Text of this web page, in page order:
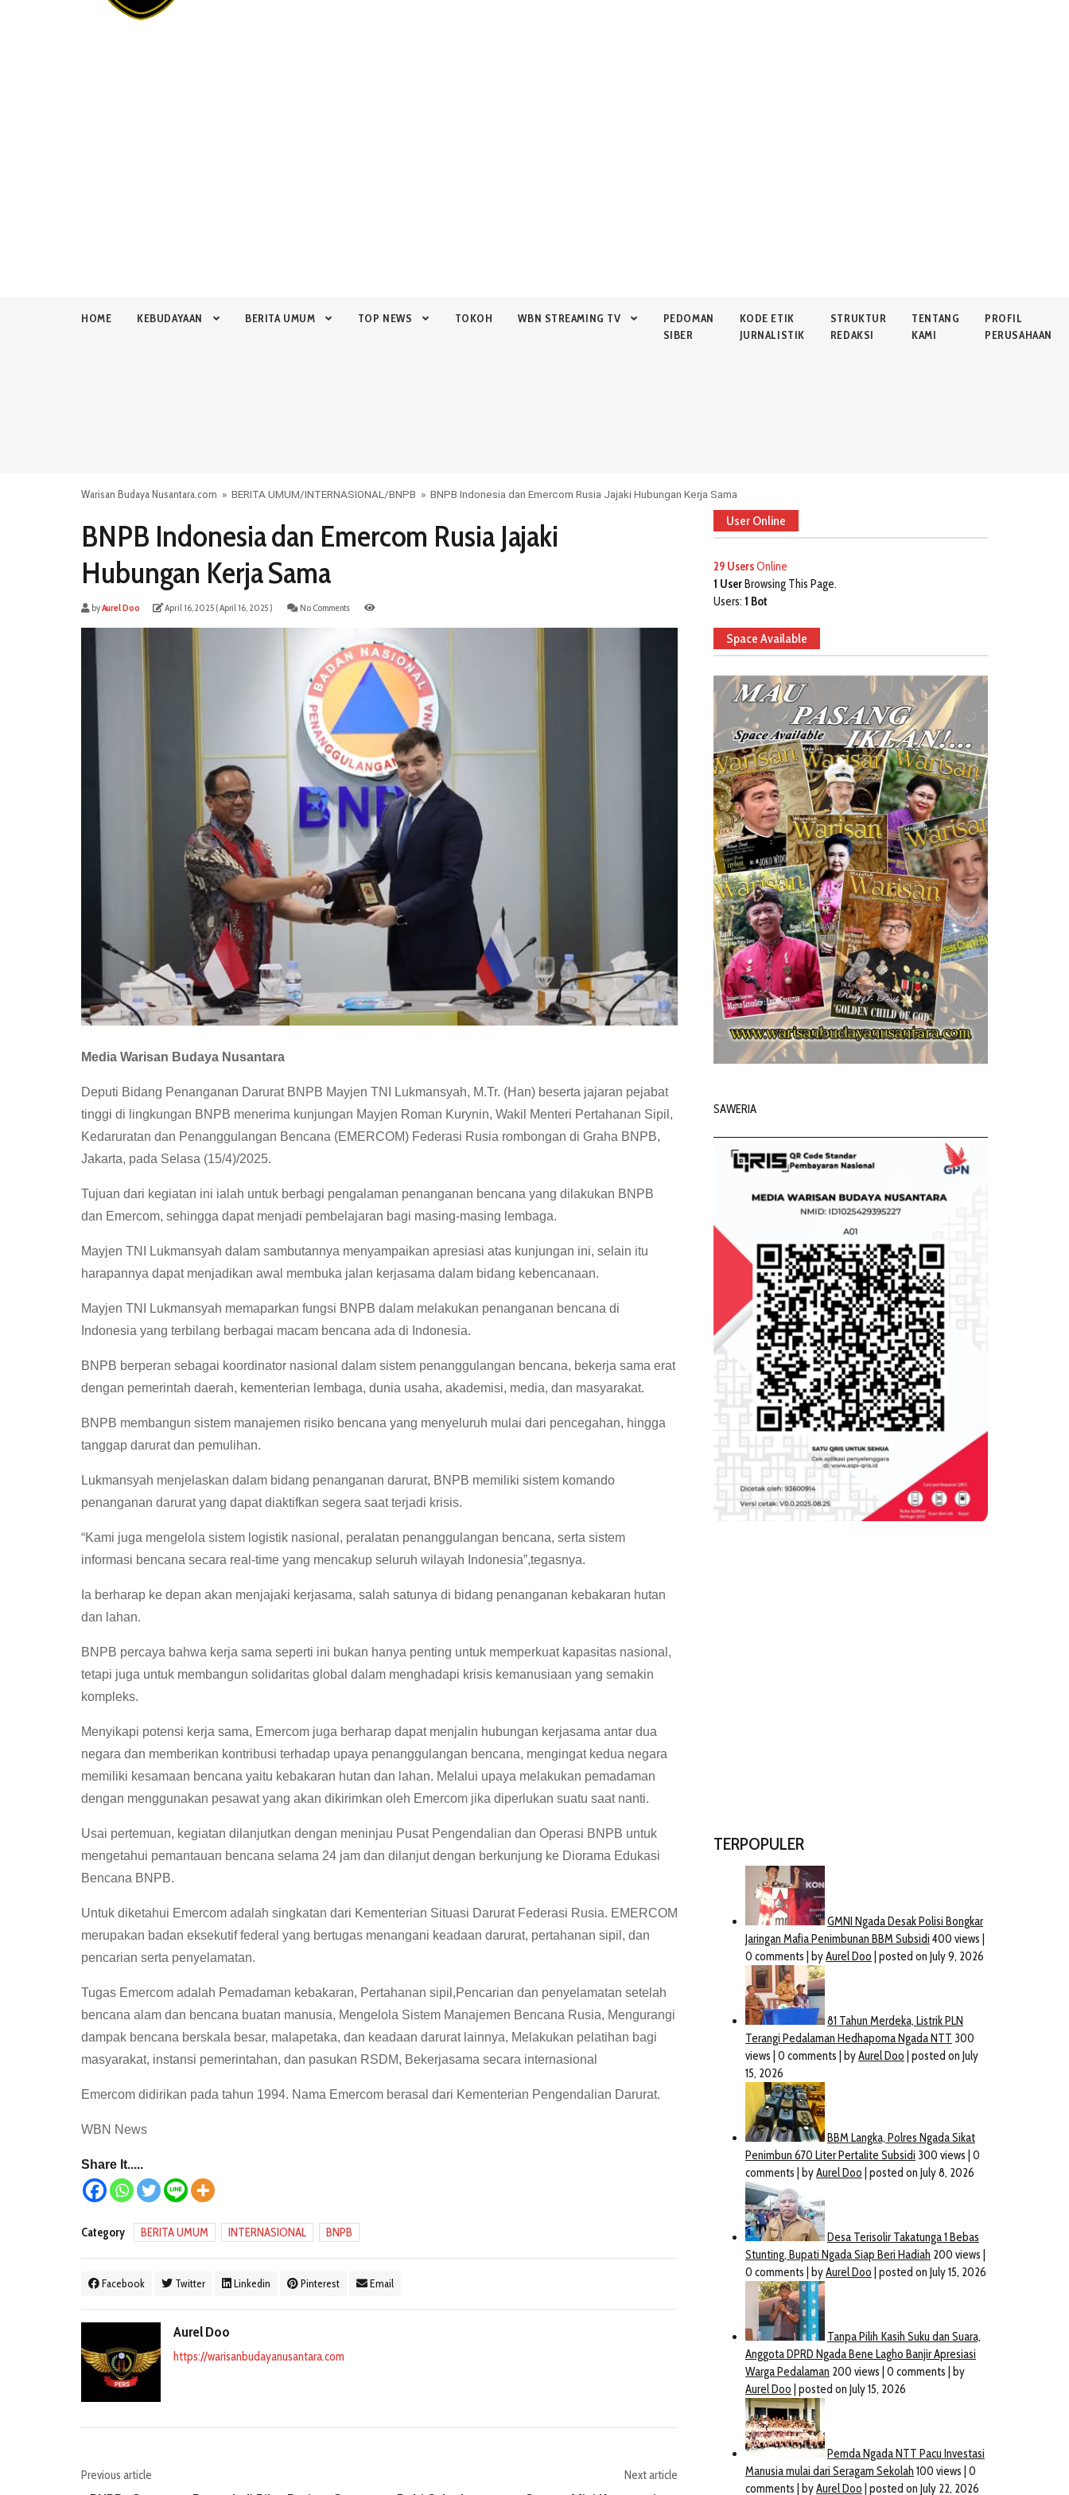
HOME KEBUDAYAAN BERITA UMUM TOP NEWS TOKOH WBN STREAMING TV
PEDOMAN
SIBER
KODE ETIK
JURNALISTIK
STRUKTUR
REDAKSI
TENTANG
KAMI
PROFIL
PERUSAHAAN
Warisan Budaya Nusantara.com » BERITA UMUM/INTERNASIONAL /BNPB » BNPB Indonesia dan Emercom Rusia Jajaki Hubungan Kerja Sama
BNPB Indonesia dan Emercom Rusia Jajaki
Hubungan Kerja Sama
byAurel Doo April 16, 2025 ( April 16, 2025 ) No Comments
Media Warisan Budaya Nusantara
Deputi Bidang Penanganan Darurat BNPB Mayjen TNI Lukmansyah, M.Tr. (Han) beserta jajaran pejabat
tinggi di lingkungan BNPB menerima kunjungan Mayjen Roman Kurynin, Wakil Menteri Pertahanan Sipil,
Kedaruratan dan Penanggulangan Bencana (EMERCOM) Federasi Rusia rombongan di Graha BNPB,
Jakarta, pada Selasa (15/4)/2025.
Tujuan dari kegiatan ini ialah untuk berbagi pengalaman penanganan bencana yang dilakukan BNPB
dan Emercom, sehingga dapat menjadi pembelajaran bagi masing-masing lembaga.
Mayjen TNI Lukmansyah dalam sambutannya menyampaikan apresiasi atas kunjungan ini, selain itu
harapannya dapat menjadikan awal membuka jalan kerjasama dalam bidang kebencanaan.
Mayjen TNI Lukmansyah memaparkan fungsi BNPB dalam melakukan penanganan bencana di
Indonesia yang terbilang berbagai macam bencana ada di Indonesia.
BNPB berperan sebagai koordinator nasional dalam sistem penanggulangan bencana, bekerja sama erat
dengan pemerintah daerah, kementerian lembaga, dunia usaha, akademisi, media, dan masyarakat.
BNPB membangun sistem manajemen risiko bencana yang menyeluruh mulai dari pencegahan, hingga
tanggap darurat dan pemulihan.
Lukmansyah menjelaskan dalam bidang penanganan darurat, BNPB memiliki sistem komando
penanganan darurat yang dapat diaktifkan segera saat terjadi krisis.
“Kami juga mengelola sistem logistik nasional, peralatan penanggulangan bencana, serta sistem
informasi bencana secara real-time yang mencakup seluruh wilayah Indonesia”,tegasnya.
Ia berharap ke depan akan menjajaki kerjasama, salah satunya di bidang penanganan kebakaran hutan
dan lahan.
BNPB percaya bahwa kerja sama seperti ini bukan hanya penting untuk memperkuat kapasitas nasional,
tetapi juga untuk membangun solidaritas global dalam menghadapi krisis kemanusiaan yang semakin
kompleks.
Menyikapi potensi kerja sama, Emercom juga berharap dapat menjalin hubungan kerjasama antar dua
negara dan memberikan kontribusi terhadap upaya penanggulangan bencana, mengingat kedua negara
memiliki kesamaan bencana yaitu kebakaran hutan dan lahan. Melalui upaya melakukan pemadaman
dengan menggunakan pesawat yang akan dikirimkan oleh Emercom jika diperlukan suatu saat nanti.
Usai pertemuan, kegiatan dilanjutkan dengan meninjau Pusat Pengendalian dan Operasi BNPB untuk
mengetahui pemantauan bencana selama 24 jam dan dilanjut dengan berkunjung ke Diorama Edukasi
Bencana BNPB.
Untuk diketahui Emercom adalah singkatan dari Kementerian Situasi Darurat Federasi Rusia. EMERCOM
merupakan badan eksekutif federal yang bertugas menangani keadaan darurat, pertahanan sipil, dan
pencarian serta penyelamatan.
Tugas Emercom adalah Pemadaman kebakaran, Pertahanan sipil,Pencarian dan penyelamatan setelah
bencana alam dan bencana buatan manusia, Mengelola Sistem Manajemen Bencana Rusia, Mengurangi
dampak bencana berskala besar, malapetaka, dan keadaan darurat lainnya, Melakukan pelatihan bagi
masyarakat, instansi pemerintahan, dan pasukan RSDM, Bekerjasama secara internasional
Emercom didirikan pada tahun 1994. Nama Emercom berasal dari Kementerian Pengendalian Darurat.
WBN News
Share It.....
Category BERITA UMUM INTERNASIONAL BNPB
Facebook Twitter Linkedin Pinterest Email
Aurel Doo
https://warisanbudayanusantara.com
Previous article
Next article
User Online
29 UsersOnline
1 UserBrowsing This Page.
Users: 1 Bot
Space Available
SAWERIA
TERPOPULER